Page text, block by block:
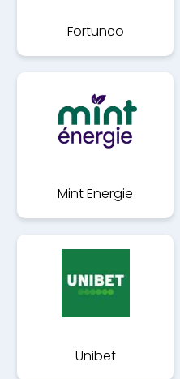
Fortuneo
Mint Energie
Unibet